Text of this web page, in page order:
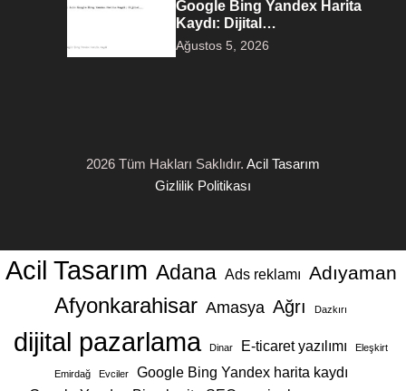
Google Bing Yandex Harita
Kaydı: Dijital…
Ağustos 5, 2026
2026 Tüm Hakları Saklıdır. Acil Tasarım
Gizlilik Politikası
Acil Tasarım Adana Ads reklamı Adıyaman
Afyonkarahisar Amasya Ağrı Dazkırı
dijital pazarlama Dinar E-ticaret yazılımı Eleşkirt
Emirdağ Evciler
Google Bing Yandex harita kaydı